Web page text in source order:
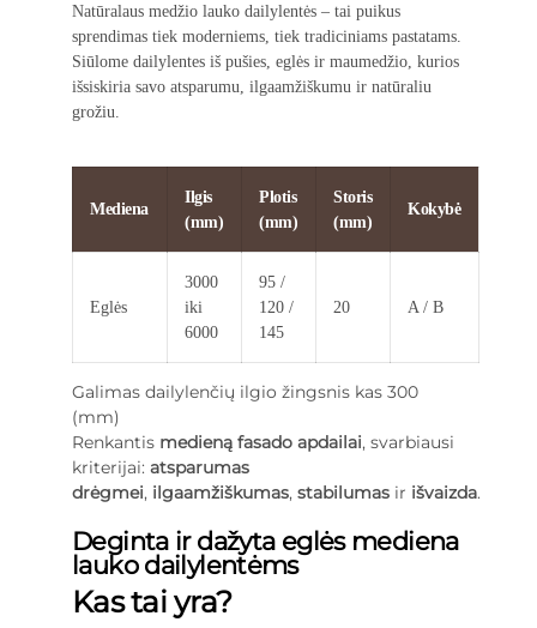
Natūralaus medžio lauko dailylentės – tai puikus
sprendimas tiek moderniems, tiek tradiciniams pastatams.
Siūlome dailylentes iš pušies, eglės ir maumedžio, kurios
išsiskiria savo atsparumu, ilgaamžiškumu ir natūraliu
grožiu.
Mediena
Ilgis
(mm)
Plotis
(mm)
Storis
(mm)
Kokybė
Eglės
3000
iki
6000
95 /
120 /
145
20 A / B
Galimas dailylenčių ilgio žingsnis kas 300
(mm)
Renkantis medieną fasado apdailai, svarbiausi
kriterijai: atsparumas
drėgmei, ilgaamžiškumas, stabilumas ir išvaizda.
Deginta ir dažyta eglės mediena
lauko dailylentėms
Kas tai yra?